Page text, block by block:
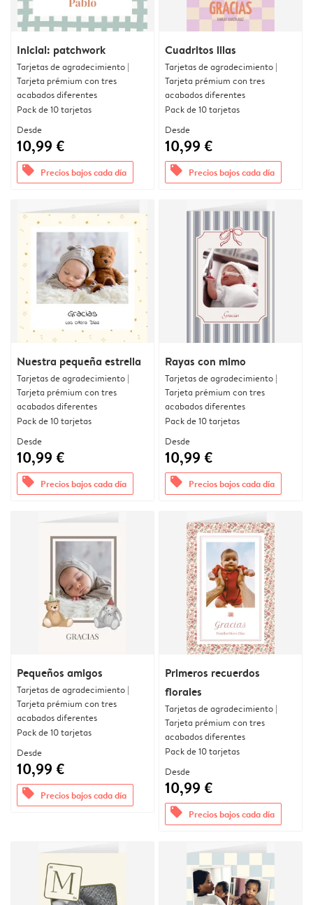
Inicial: patchwork
Tarjetas de agradecimiento |
Tarjeta prémium con tres
acabados diferentes
Pack de 10 tarjetas
Desde
10,99 €
offers Precios bajos cada día
Cuadritos lilas
Tarjetas de agradecimiento |
Tarjeta prémium con tres
acabados diferentes
Pack de 10 tarjetas
Desde
10,99 €
offers Precios bajos cada día
Nuestra pequeña estrella
Tarjetas de agradecimiento |
Tarjeta prémium con tres
acabados diferentes
Pack de 10 tarjetas
Desde
10,99 €
offers Precios bajos cada día
Rayas con mimo
Tarjetas de agradecimiento |
Tarjeta prémium con tres
acabados diferentes
Pack de 10 tarjetas
Desde
10,99 €
offers Precios bajos cada día
Pequeños amigos
Tarjetas de agradecimiento |
Tarjeta prémium con tres
acabados diferentes
Pack de 10 tarjetas
Desde
10,99 €
offers Precios bajos cada día
Primeros recuerdos
florales
Tarjetas de agradecimiento |
Tarjeta prémium con tres
acabados diferentes
Pack de 10 tarjetas
Desde
10,99 €
offers Precios bajos cada día